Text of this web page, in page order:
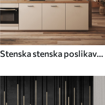
Stenska stenska poslikava